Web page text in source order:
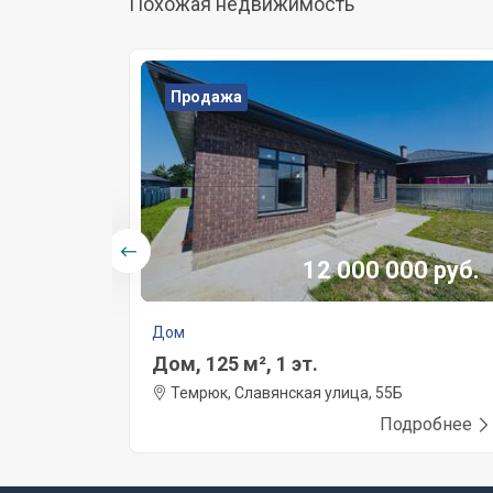
Продажа
12 000 000 руб.
Дом
Дом, 125 м², 1 эт.
Темрюк, Славянская улица, 55Б
Подробнее